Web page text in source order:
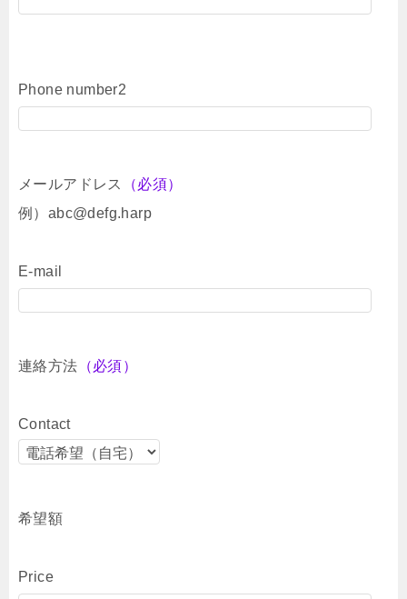
Phone number2
メールアドレス
（必須）
例）abc@defg.harp
E-mail
連絡方法 （必須）
Contact
希望額
Price